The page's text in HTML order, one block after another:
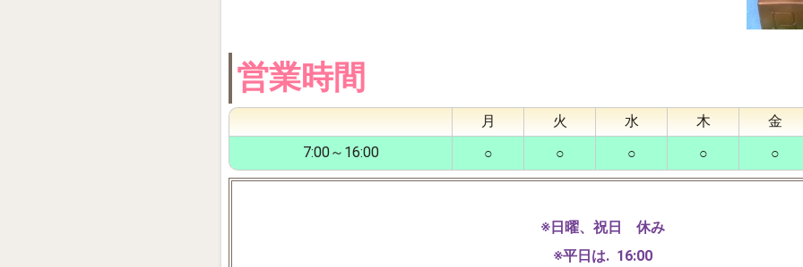
営業時間
月 火 水 木
金
7:00～16:00
○ ○ ○ ○ ○
※日曜、祝日 休み
※平日は. 16:00